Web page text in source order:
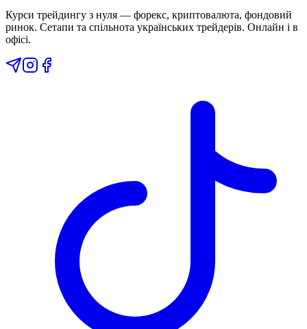
Курси трейдингу з нуля — форекс, криптовалюта, фондовий
ринок. Сетапи та спільнота українських трейдерів. Онлайн і в
офісі.